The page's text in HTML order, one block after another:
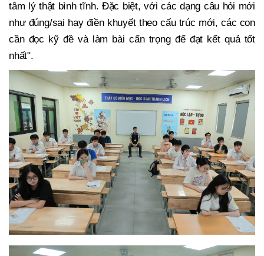
tâm lý thật bình tĩnh. Đặc biệt, với các dạng câu hỏi mới
như đúng/sai hay điền khuyết theo cấu trúc mới, các con
cần đọc kỹ đề và làm bài cẩn trọng để đạt kết quả tốt
nhất".